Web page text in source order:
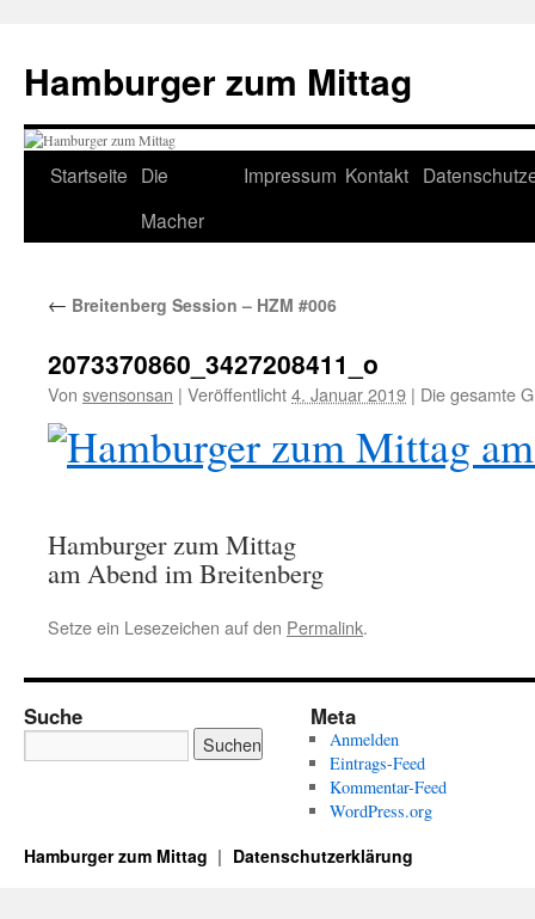
Hamburger zum Mittag
Zum
Startseite Die
Macher
Impressum Kontakt
← Breitenberg Session – HZM #006
2073370860_3427208411_o
Von svensonsan | Veröffentlicht4. Januar 2019 | Die gesamte
Hamburger zum Mittag
am Abend im Breitenberg
Setze ein Lesezeichen auf den Permalink.
Suche Meta
Anmelden
Eintrags-Feed
Kommentar-Feed
WordPress.org
Hamburger zum Mittag Datenschutzerklärung